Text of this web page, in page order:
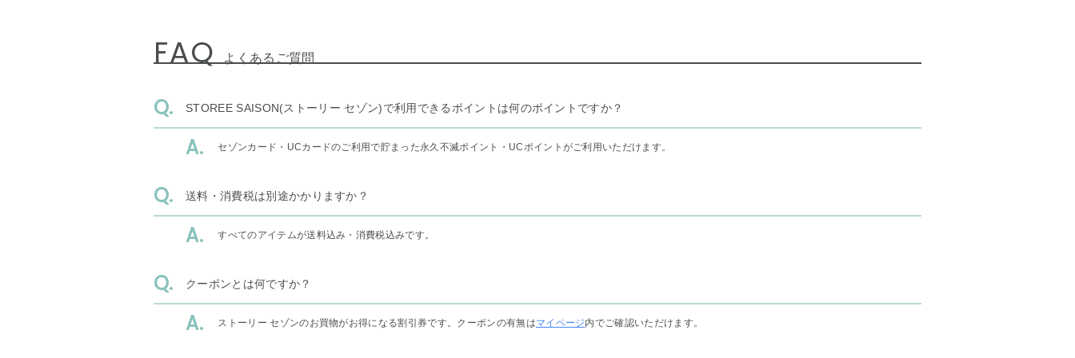
FAQ よくあるご質問
STOREE SAISON(ストーリー セゾン)で利用できるポイントは何のポイントですか？
セゾンカード・UCカードのご利用で貯まった永久不滅ポイント・UCポイントがご利用いただけます。
送料・消費税は別途かかりますか？
すべてのアイテムが送料込み・消費税込みです。
クーポンとは何ですか？
ストーリー セゾンのお買物がお得になる割引券です。クーポンの有無はマイページ内でご確認いただけます。